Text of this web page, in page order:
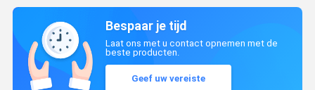
Bespaar je tijd
Laat ons met u contact opnemen met de
beste producten.
Geef uw vereiste